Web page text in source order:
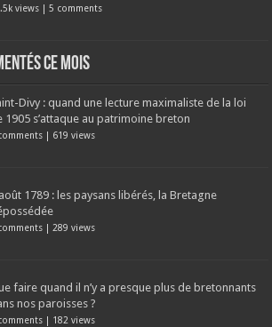
views |5 comments
ce mois
Divy : quand une lecture maximaliste de la loi
1905 s’attaque au patrimoine breton
| 619 views
1789 : les paysans libérés, la Bretagne
| 289 views
faire quand il n’y a presque plus de bretonnants
nos paroisses ?
| 182 views